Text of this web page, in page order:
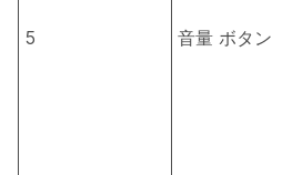
5 音量 ボタン